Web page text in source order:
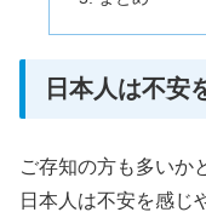
日本人は不安
ご存知の方も多いか
日本人は不安を感じ